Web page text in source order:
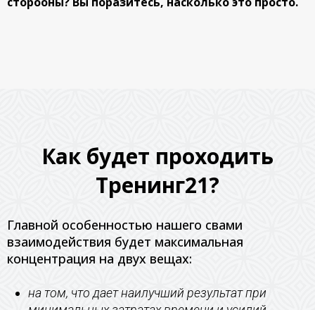
Как будет проходить
Тренинг21?
Главной особенностью нашего свами
взаимодействия будет максимальная
концентрация на двух вещах:
на том, что дает наилучший результат при